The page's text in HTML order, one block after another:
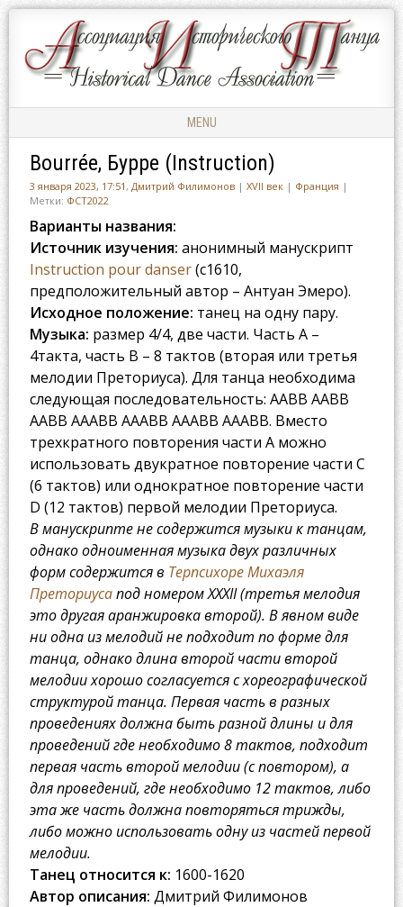
АССОЦИАЦИЯ
ИСТОРИЧЕСКОГО
Ассоциация
Исторического
Танца
MENU
Bourrée, Бурре (Instruction)
3 января 2023, 17:51, Дмитрий Филимонов| XVII век| Франция |
Метки: ФСТ2022
Варианты названия:
Источник изучения: анонимный манускрипт
Instruction pour danser(c1610,
предположительный автор – Антуан Эмеро).
Исходное положение: танец на одну пару.
Музыка: размер 4/4, две части. Часть A –
4такта, часть B – 8 тактов (вторая или третья
мелодии Преториуса). Для танца необходима
следующая последовательность: AABB AABB
AABB AAABB AAABB AAABB AAABB. Вместо
трехкратного повторения части A можно
использовать двукратное повторение части C
(6 тактов) или однократное повторение части
D (12 тактов) первой мелодии Преториуса.
В манускрипте не содержится музыки к танцам,
однако одноименная музыка двух различных
форм содержится в Терпсихоре Михаэля
Преториусапод номером XXXII (третья мелодия
это другая аранжировка второй). В явном виде
ни одна из мелодий не подходит по форме для
танца, однако длина второй части второй
мелодии хорошо согласуется с хореографической
структурой танца. Первая часть в разных
проведениях должна быть разной длины и для
проведений где необходимо 8 тактов, подходит
первая часть второй мелодии (с повтором), а
для проведений, где необходимо 12 тактов, либо
эта же часть должна повторяться трижды,
либо можно использовать одну из частей первой
мелодии.
Танец относится к: 1600-1620
Автор описания: Дмитрий Филимонов